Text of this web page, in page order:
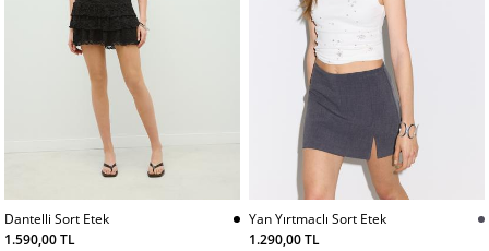
Dantelli Sort Etek
1.590,00 TL
Yan Yırtmaclı Sort Etek
1.290,00 TL